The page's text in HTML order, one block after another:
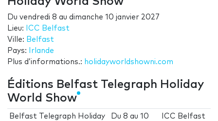
Du vendredi 8 au dimanche 10 janvier 2027
Lieu:
ICC Belfast
Ville: Belfast
Pays:
Irlande
Plus d’informations.: holidayworldshowni.com
Éditions Belfast Telegraph Holiday
World Show
Belfast Telegraph Holiday
Du8 au10
ICC Belfast